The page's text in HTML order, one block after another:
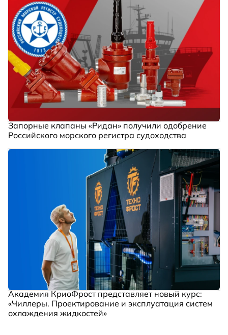
Запорные клапаны «Ридан» получили одобрение
Российского морского регистра судоходства
Академия КриоФрост представляет новый курс:
«Чиллеры. Проектирование и эксплуатация систем
охлаждения жидкостей»